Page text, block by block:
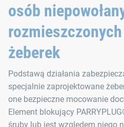
osób
żeberek
Podstawą działania
specjalnie zaprojektowane
one bezpieczne mocowanie
Element blokujący
śruby lub jest względem niego